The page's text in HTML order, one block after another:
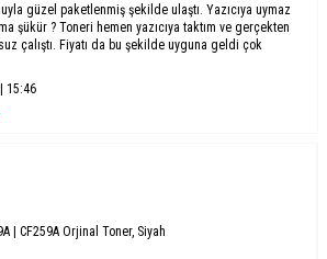
güzel paketlenmiş şekilde ulaştı. Yazıcıya uymaz
şükür ? Toneri hemen yazıcıya taktım ve gerçekten
çalıştı. Fiyatı da bu şekilde uyguna geldi çok
15:46
| CF259A Orjinal Toner, Siyah